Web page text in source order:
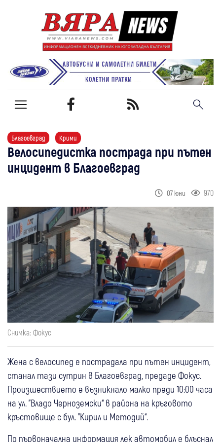
Благоевград Крими
Велосипедистка пострада при пътен
инцидент в Благоевград
07 юни 970
Снимка: Фокус
Жена с велосипед е пострадала при пътен инцидент,
станал тази сутрин в Благоевград, предаде Фокус.
Произшествието е възникнало малко преди 10:00 часа
на ул. "Владо Черноземски“ в района на кръговото
кръстовище с бул. "Кирил и Методий“.
По първоначална информация лек автомобил е блъснал